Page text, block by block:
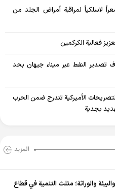
لاسلكياً لمراقبة أمراض الجلد من
فعالية الكركمين
تصدير النفط عبر ميناء جيهان بحد
التصريحات الأميركية تندرج ضمن الحرب
بجدية
المزید
والوراثة؛ مثلث التنمية في قطاع